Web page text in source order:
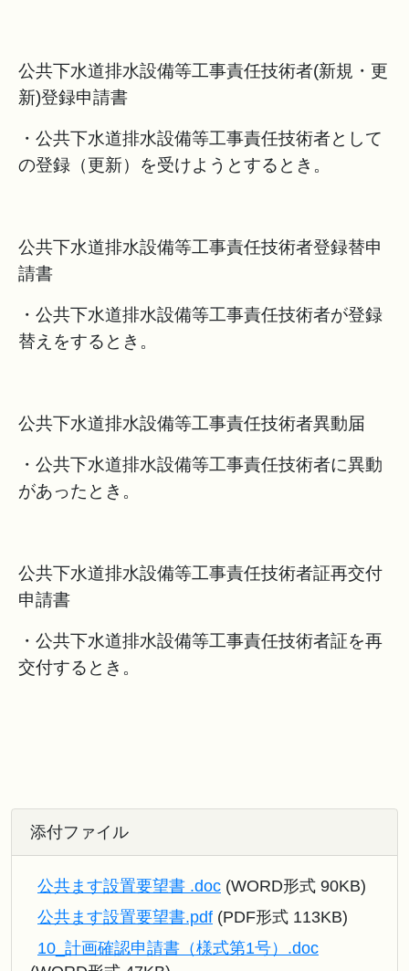
公共下水道排水設備等工事責任技術者(新規・更
新)登録申請書
・公共下水道排水設備等工事責任技術者として
の登録（更新）を受けようとするとき。
公共下水道排水設備等工事責任技術者登録替申
請書
・公共下水道排水設備等工事責任技術者が登録
替えをするとき。
公共下水道排水設備等工事責任技術者異動届
・公共下水道排水設備等工事責任技術者に異動
があったとき。
公共下水道排水設備等工事責任技術者証再交付
申請書
・公共下水道排水設備等工事責任技術者証を再
交付するとき。
添付ファイル
公共ます設置要望書 .doc (WORD形式 90KB)
公共ます設置要望書.pdf (PDF形式 113KB)
10_計画確認申請書（様式第1号）.doc